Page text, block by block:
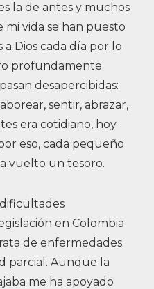
la de antes y muchos
vida se han puesto
a Dios cada día por lo
profundamente
desapercibidas:
sentir, abrazar,
era cotidiano, hoy
eso, cada pequeño
vuelto un tesoro.
en Colombia
de enfermedades
parcial. Aunque la
me ha apoyado